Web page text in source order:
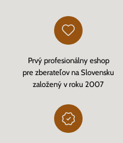
Prvý profesionálny eshop
pre zberateľov na Slovensku
založený v roku 2007